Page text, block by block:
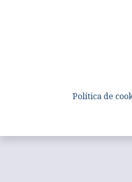
Política de